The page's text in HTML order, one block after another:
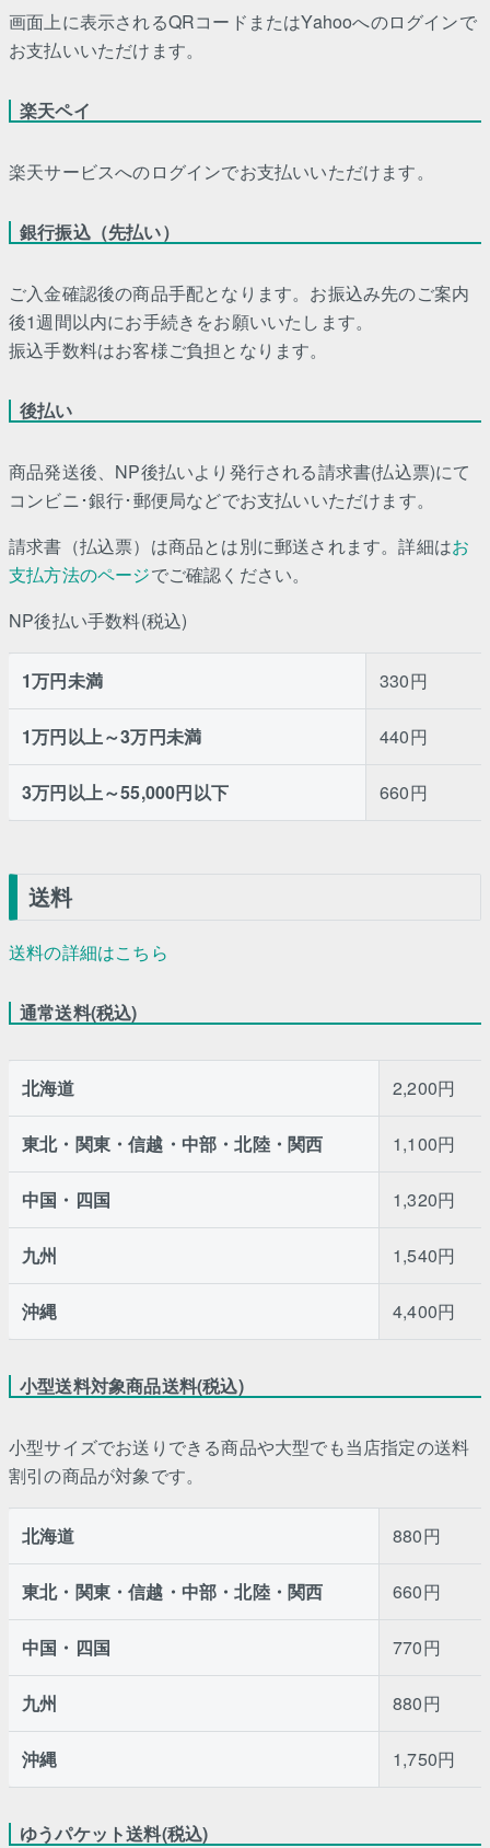
画面上に表示されるQRコードまたはYahooへのログインで
お支払いいただけます。
楽天ペイ
楽天サービスへのログインでお支払いいただけます。
銀行振込（先払い）
ご入金確認後の商品手配となります。お振込み先のご案内
後1週間以内にお手続きをお願いいたします。
振込手数料はお客様ご負担となります。
後払い
商品発送後、NP後払いより発行される請求書(払込票)にて
コンビニ･銀行･郵便局などでお支払いいただけます。
請求書（払込票）は商品とは別に郵送されます。詳細はお
支払方法のページでご確認ください。
NP後払い手数料(税込)
1万円未満 330円
1万円以上～3万円未満 440円
3万円以上～55,000円以下 660円
送料
送料の詳細はこちら
通常送料(税込)
北海道 2,200円
東北・関東・信越・中部・北陸・関西 1,100円
中国・四国 1,320円
九州 1,540円
沖縄 4,400円
小型送料対象商品送料(税込)
小型サイズでお送りできる商品や大型でも当店指定の送料
割引の商品が対象です。
北海道 880円
東北・関東・信越・中部・北陸・関西 660円
中国・四国 770円
九州 880円
沖縄 1,750円
ゆうパケット送料(税込)